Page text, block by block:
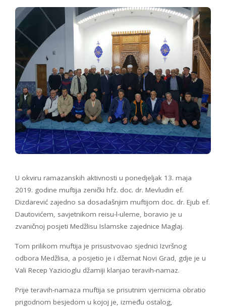
U okviru ramazanskih aktivnosti u ponedjeljak 13. maja
2019. godine muftija zenički hfz. doc. dr. Mevludin ef.
Dizdarević zajedno sa dosadašnjim muftijom doc. dr. Ejub ef.
Dautovićem, savjetnikom reisu-l-uleme, boravio je u
zvaničnoj posjeti Medžlisu Islamske zajednice Maglaj.
Tom prilikom muftija je prisustvovao sjednici Izvršnog
odbora Medžlisa, a posjetio je i džemat Novi Grad, gdje je u
Vali Recep Yazicioglu džamiji klanjao teravih-namaz.
Prije teravih-namaza muftija se prisutnim vjernicima obratio
prigodnom besjedom u kojoj je, između ostalog,